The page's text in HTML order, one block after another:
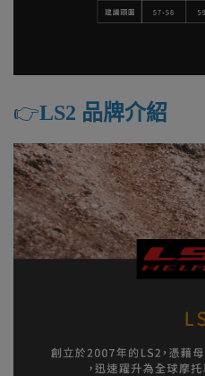
👉️LS2 品牌介紹